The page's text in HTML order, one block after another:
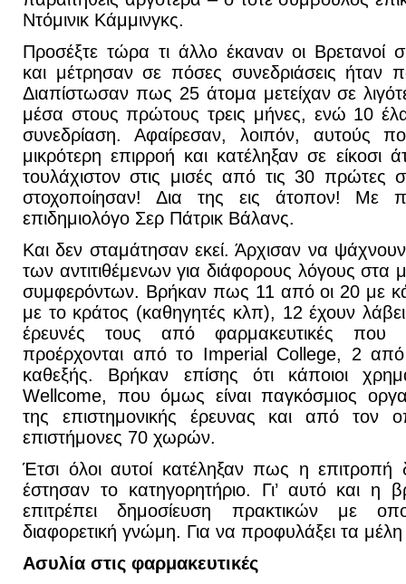
Ντόμινικ Κάμμινγκς.
Προσέξτε τώρα τι άλλο έκαναν οι Βρετανοί
και μέτρησαν σε πόσες συνεδριάσεις ήταν
Διαπίστωσαν πως 25 άτομα μετείχαν σε
μέσα στους πρώτους τρεις μήνες, ενώ 10
συνεδρίαση. Αφαίρεσαν, λοιπόν, αυτούς
μικρότερη επιρροή και κατέληξαν σε
τουλάχιστον στις μισές από τις 30 πρώτες
στοχοποίησαν! Δια της εις άτοπον! Με
επιδημιολόγο Σερ Πάτρικ Βάλανς.
Και δεν σταμάτησαν εκεί. Άρχισαν να
των αντιτιθέμενων για διάφορους λόγους
συμφερόντων. Βρήκαν πως 11 από οι 20 με
με το κράτος (καθηγητές κλπ), 12 έχουν λάβει
έρευνές τους από φαρμακευτικές που
προέρχονται από το Imperial College, 2
καθεξής. Βρήκαν επίσης ότι κάποιοι
Wellcome, που όμως είναι παγκόσμιος
της επιστημονικής έρευνας και από τον
επιστήμονες 70 χωρών.
Έτσι όλοι αυτοί κατέληξαν πως η επιτροπή
έστησαν το κατηγορητήριο. Γι’ αυτό και η
επιτρέπει δημοσίευση πρακτικών με
διαφορετική γνώμη. Για να προφυλάξει τα
Ασυλία στις φαρμακευτικές